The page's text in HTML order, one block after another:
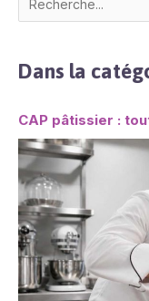
Dans la
CAP pâtissier :